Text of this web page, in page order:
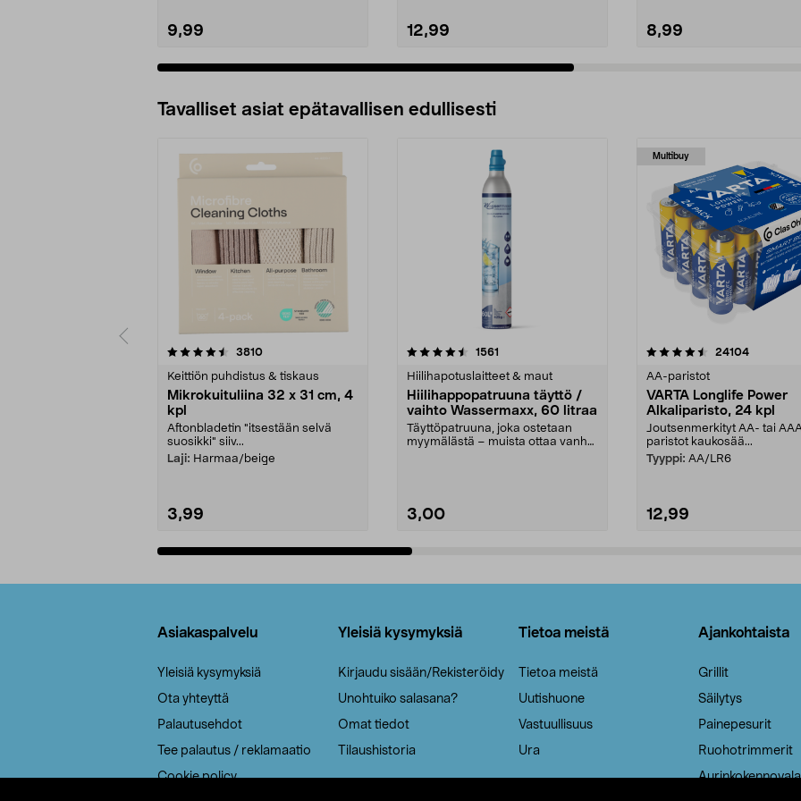
9,99 12,99 8,99
Tavalliset asiat epätavallisen edullisesti
3810arvostelut
Keittiön puhdistus & tiskaus
Mikrokuituliina 32 x 31 cm, 4
kpl
Aftonbladetin "itsestään selvä
suosikki" siiv...
Laji: Harmaa/beige
3,99
4.5viidestä
1561
Hiilihapotuslaitteet & maut
Hiilihappopatruuna täyttö /
vaihto Wassermaxx, 60 litraa
Täyttöpatruuna, joka ostetaan
myymälästä – muista ottaa vanha
3,00
Multibuy
4.5viidestä
24104arvostelut
AA-paristot
VARTA Longlife Power
Alkaliparisto, 24 kpl
Joutsenmerkityt AA- tai
paristot kaukosää...
Tyyppi: AA/LR6
12,99
4.5viidestä
Asiakaspalvelu
Yleisiä kysymyksiä
Ota yhteyttä
Palautusehdot
Tee palautus / reklamaatio
Cookie policy
Yleisiä kysymyksiä
Kirjaudu sisään/Rekisteröidy
Unohtuiko salasana?
Omat tiedot
Tilaushistoria
Tietoa meistä
Tietoa meistä
Uutishuone
Vastuullisuus
Ura
Ajankohtaista
Grillit
Säilytys
Painepesurit
Ruohotrimmerit